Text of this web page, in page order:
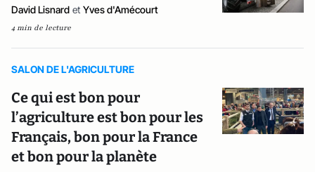
David Lisnard et Yves d'Amécourt
4 min de lecture
SALON DE L'AGRICULTURE
Ce qui est bon pour
l’agriculture est bon pour les
Français, bon pour la France
et bon pour la planète